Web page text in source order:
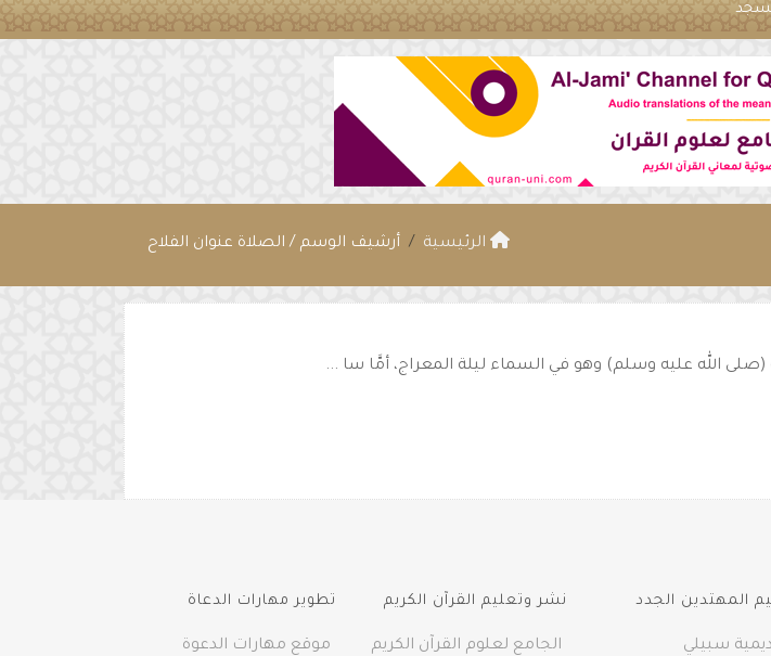
الرئيسية أرشيف الوسم / الصلاة عنوان الفلاح
(صلى الله عليه وسلم) وهو في السماء ليلة المعراج، أمَّا سا ...
المهتدين الجدد
سبيلي
نشر وتعليم القرآن الكريم
الجامع لعلوم القرآن الكريم
تطوير مهارات الدعاة
موقع مهارات الدعوة